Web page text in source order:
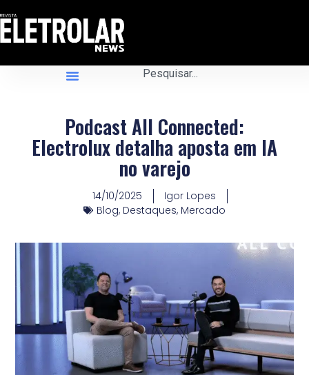
Podcast All Connected:
Electrolux detalha aposta em IA
no varejo
14/10/2025
Igor Lopes
Blog, Destaques, Mercado